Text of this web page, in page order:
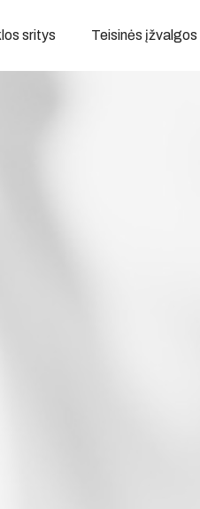
sritys Teisinės įžvalgos